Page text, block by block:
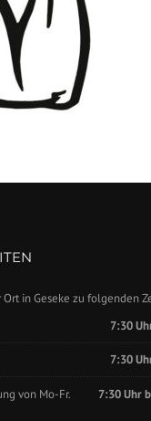
in Geseke zu folgenden
7:30
7:30
von Mo-Fr. 7:30 Uhr